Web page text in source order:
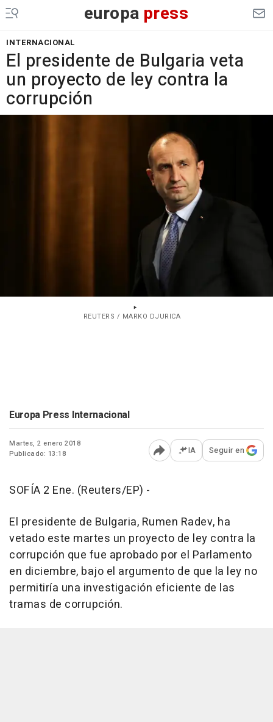
europa press
INTERNACIONAL
El presidente de Bulgaria veta
un proyecto de ley contra la
corrupción
REUTERS / MARKO DJURICA
Europa Press Internacional
Martes, 2 enero 2018
Publicado: 13:18
Abrir opciones para
IA Seguir en
SOFÍA 2 Ene. (Reuters/EP) -
El presidente de Bulgaria, Rumen Radev, ha
vetado este martes un proyecto de ley contra la
corrupción que fue aprobado por el Parlamento
en diciembre, bajo el argumento de que la ley no
permitiría una investigación eficiente de las
tramas de corrupción.